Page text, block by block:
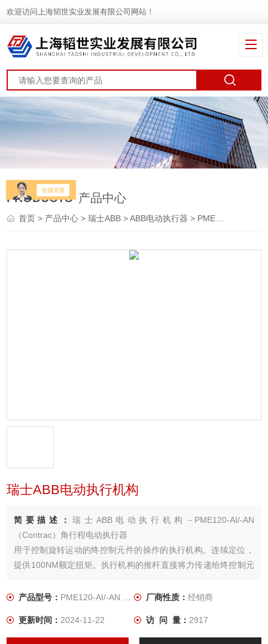
欢迎访问上海韬世实业发展有限公司网站！
PRODUCTS 产品中心
首页> 产品中心 >瑞士ABB >ABB电动执行器 > PME120-AI/-AN （Contrac）瑞士ABB电动执行机构
瑞士ABB电动执行机构
简要描述：瑞士ABB电动执行机构－PME120-AI/-AN
（Contrac）角行程电动执行器
用于控制旋转运动的终控制元件的操作的执行机构。连续定位，
提供100NM额定扭矩。执行机构的推杆直接将力传递给终控制元
产品型号： PME120-AI/-AN （Contrac） 厂商性质： 经销商
更新时间：2024-11-22 访 问 量： 2917